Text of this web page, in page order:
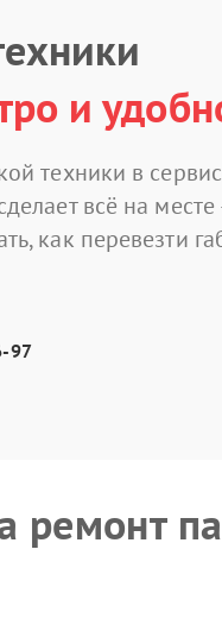
и
техники в
всё на
как перевезти
97
ремонт